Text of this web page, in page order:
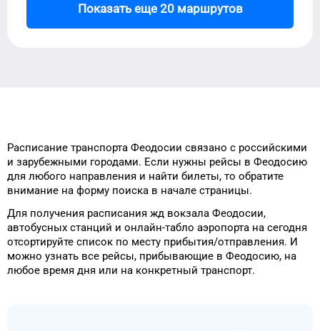
Показать еще 20 маршрутов
Расписание транспорта Феодосии связано с российскими
и зарубежными городами. Если нужны рейсы в Феодосию
для любого направления и найти билеты, то обратите
внимание на форму поиска в начале страницы.
Для получения расписания жд вокзала Феодосии,
автобусных станций и онлайн-табло аэропорта на сегодня
отсортируйте список по месту прибытия/отправления. И
можно узнать все рейсы, прибывающие в Феодосию, на
любое время дня или на конкретный транспорт.